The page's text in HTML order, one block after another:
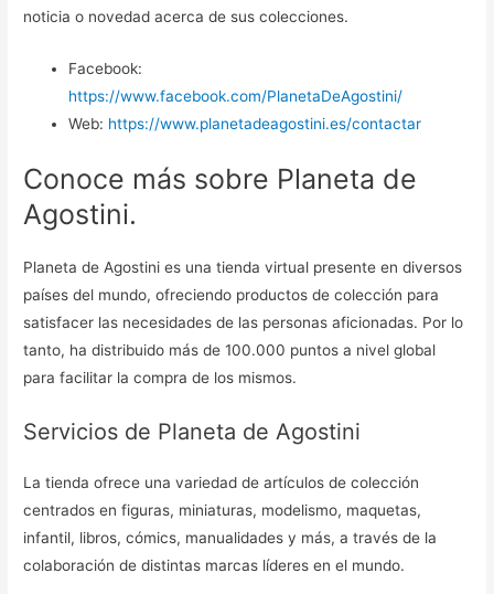
noticia o novedad acerca de sus colecciones.
Facebook:
https://www.facebook.com/PlanetaDeAgostini/
Web: https://www.planetadeagostini.es/contactar
Conoce más sobre Planeta de
Agostini.
Planeta de Agostini es una tienda virtual presente en diversos
países del mundo, ofreciendo productos de colección para
satisfacer las necesidades de las personas aficionadas. Por lo
tanto, ha distribuido más de 100.000 puntos a nivel global
para facilitar la compra de los mismos.
Servicios de Planeta de Agostini
La tienda ofrece una variedad de artículos de colección
centrados en figuras, miniaturas, modelismo, maquetas,
infantil, libros, cómics, manualidades y más, a través de la
colaboración de distintas marcas líderes en el mundo.